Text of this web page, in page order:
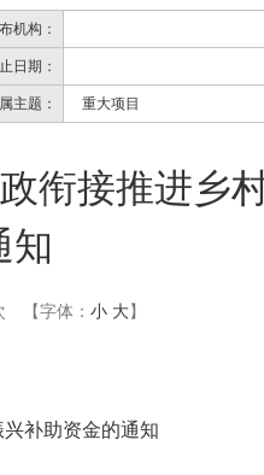
机构：
日期：
主题： 重大项目
衔接推进乡
知
【字体： 小 大】
补助资金的通知